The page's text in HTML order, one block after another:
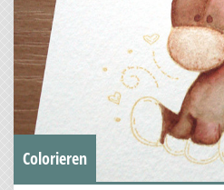
Colorieren